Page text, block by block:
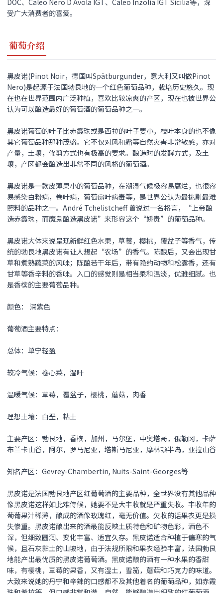
受广大消费者的喜爱。
葡萄介绍
黑皮诺(Pinot Noir，德国叫Spätburgunder，意大利又叫做Pinot
Nero)是起源于法国勃艮地的一个红色葡萄品种，栽培历史悠久。现
在也在世界范围内广泛种植，喜欢比较凉爽的产区，现在也被世界公
认为可以酿造最好的葡萄酒的葡萄品种之一。
黑皮诺葡萄的叶子比赤霞珠或是西拉的叶子要小，枝叶本身的也不像
其它葡萄品种那种茂盛。它不仅对风和霜等自然灾害非常敏感，亦对
产量，土壤，修剪方式也有极高的要求。酿造时的发酵方式，及土
壤，产区都会酿造出非常不同的风格的葡萄酒。
黑皮诺是一款皮薄果小的葡萄品种，在潮湿气候极容易腐烂，也很容
易感染白粉病，卷叶病，葡萄扇叶病毒等，是世界公认为最挑剔最难
照料的品种之一。André Tchelistcheff 曾说过一名格言，“上帝酿
造赤霞珠，而魔鬼酿造黑皮诺”来形容这个“娇贵”的葡萄品种。
黑皮诺大体来说呈现新鲜红色水果，草莓，樱桃，覆盆子等香气，传
统的勃艮地黑皮诺有让人想起“农场”的香气。陈酿后，又会出现甘
草和煮熟蔬菜的风味；陈酿若干年后，带有隐约动物和松露香，还有
甘草等香辛料的香味。入口的感觉则是相当柔和温淡，优雅细腻。也
是香槟的主要葡萄品种。
颜色： 深紫色
葡萄酒主要特点：
总体：单宁轻盈
较冷气候：卷心菜，湿叶
温暖气候：草莓，覆盆子，樱桃，蘑菇，肉香
理想土壤：白垩，粘土
主要产区：勃艮地，香槟，加州，马尔堡，中奥塔哥，俄勒冈，卡萨
布兰卡山谷，阿尔，罗马尼亚，塔斯马尼亚，摩林顿半岛，亚拉山谷
知名产区：Gevrey-Chambertin, Nuits-Saint-Georges等
黑皮诺是法国勃艮地产区红葡萄酒的主要品种，全世界没有其他品种
像黑皮诺这样如此难侍候，她要不是大丰收就是严重失收。丰收年的
萄葡果汁稀薄，酿成的酒像玫瑰红，毫无价值。欠收的话果农更是损
失惨重。黑皮诺酿出来的酒最能反映土质特色和矿物色彩，酒色不
深，但细致圆润、变化丰富、适宜久存。黑皮诺适合种植于偏寒的气
候，且石灰黏土的山坡地，由于法规所限和果农经验丰富，法国勃艮
地能产出最优质的黑皮诺葡萄酒。黑皮诺酿的酒有一种水果的香甜
味，有樱桃，草莓的果香，又有湿土，雪笳，蘑菇和巧克力的味道。
大致来说她的丹宁和辛辣的口感都不及其他着名的葡萄品种，如赤霞